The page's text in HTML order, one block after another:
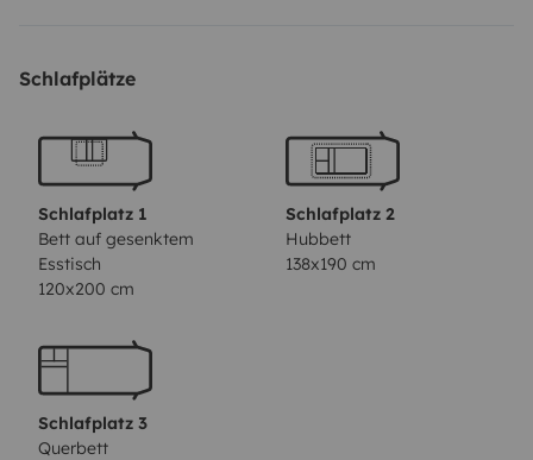
équipent le camping car.
Juin, juillet Aout et première quinzaine de Septembre,
les locations à la semaine sont privilégiés pour des
réservations en amont, les location de we pourront se
faire en dernière minute si le cc est disponible.
Schlafplätze
Schlafplatz 1
Bett auf gesenktem
Esstisch
120x200 cm
Schlafplatz 2
Hubbett
138x190 cm
Schlafplatz 3
Querbett